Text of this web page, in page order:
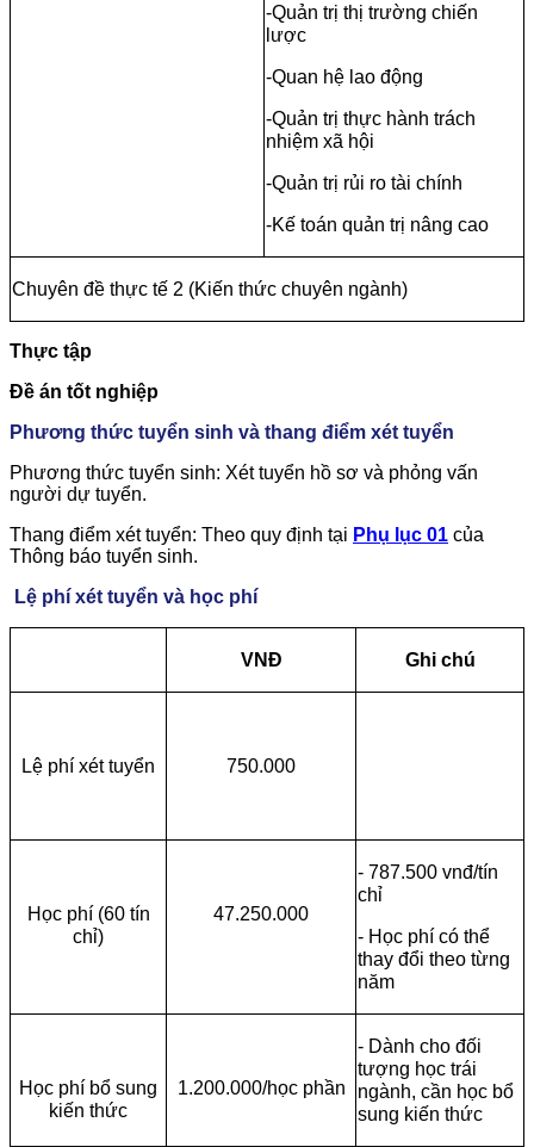
-Quản trị thị trường chiến
lược
-Quan hệ lao động
-Quản trị thực hành trách
nhiệm xã hội
-Quản trị rủi ro tài chính
-Kế toán quản trị nâng cao
Chuyên đề thực tế 2 (Kiến thức chuyên ngành)
Thực tập
Đề án tốt nghiệp
Phương thức tuyển sinh và thang điểm xét tuyển
Phương thức tuyển sinh: Xét tuyển hồ sơ và phỏng vấn
người dự tuyển.
Thang điểm xét tuyển: Theo quy định tại Phụ lục 01 của
Thông báo tuyển sinh.
Lệ phí xét tuyển và học phí
VNĐ Ghi chú
Lệ phí xét tuyển 750.000
Học phí (60 tín
chỉ)
47.250.000
- 787.500 vnđ/tín
chỉ
- Học phí có thể
thay đổi theo từng
năm
Học phí bổ sung
kiến thức
1.200.000/học phần
- Dành cho đối
tượng học trái
ngành, cần học bổ
sung kiến thức